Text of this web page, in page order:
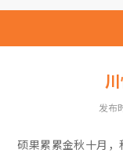
发布
硕果累累金秋十月